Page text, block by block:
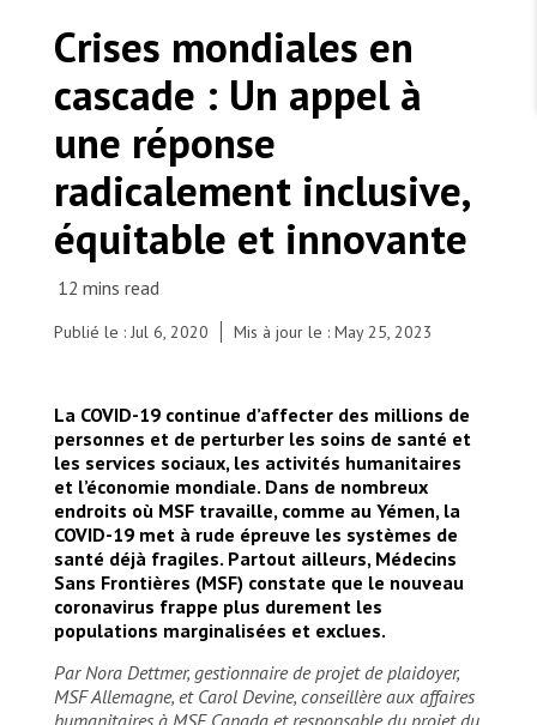
Les États négligent leur obligation de protéger les
personnes civiles et les services de santé en temps
de guerre
Urgence Ebola
Séismes au Venezuela : conséquences et intervention
de MSF
Dons des fondations
Partenariat d’entreprise
Les Amis de MSF
Travailler avec MSF
Travailler à l’étranger
Travailler au Canada
Focused on homeless population, MSF is carrying
Rio de Janeiro. These activities were carried out in
Vaz Lobo, Rio de Janeiro, where access to public
health services is scarce.
© Mariana Abdalla/MSF
Crises mondiales en
cascade : Un appel à
une réponse
radicalement inclusive,
équitable et innovante
Publié le : Jul 6, 2020 Mis à jour le : May 25, 2023
La COVID-19 continue d’affecter des millions de
personnes et de perturber les soins de santé et
les services sociaux, les activités humanitaires
et l’économie mondiale. Dans de nombreux
endroits où MSF travaille, comme au Yémen, la
COVID-19 met à rude épreuve les systèmes de
santé déjà fragiles. Partout ailleurs, Médecins
Sans Frontières (MSF) constate que le nouveau
coronavirus frappe plus durement les
populations marginalisées et exclues.
Par Nora Dettmer, gestionnaire de projet de plaidoyer,
MSF Allemagne, et Carol Devine, conseillère aux affaires
humanitaires à MSF Canada et responsable du projet du